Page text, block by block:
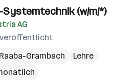
Systemtechnik (w/m/*)
AG
veröffentlicht
Raaba-Grambach
Lehre